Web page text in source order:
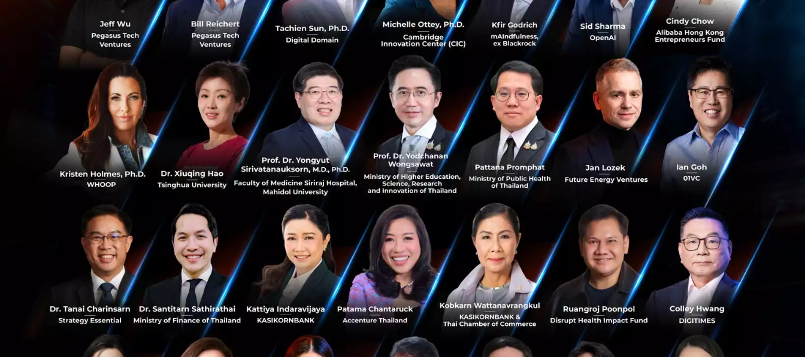
ลงทุน ...
พฤศจิกายน 8, 2018 | ByTechsauce Team
49
News Grab Investment
แอปถ่ายรูปแก้สมการอย่าง 'Photomath' รับเงินระดมทุน 6 ล้าน
ดอลลาร์สหรัฐฯ
แอปสแกนตัวเลขจากกระดาษแล้วแก้สมการให้อัตโนมัติอย่าง Photomath ระดมทุนได้ 6
ล้านดอลลาร์สหรัฐฯ จาก Goodwater Capital และ Learn Capital โดยตอนนี้แอปดังกล่าวก็
มียอดดาวน์โหลดมากกว่า 100...
พฤศจิกายน 8, 2018| ByTechsauce Team
88
News Startup Photomath Investment Mobile Application